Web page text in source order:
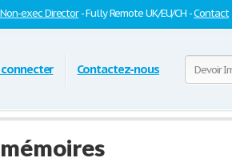
Non-exec Director- Fully Remote UK/EU/CH -Contact
connecter Contactez-nous